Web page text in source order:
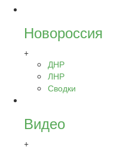
Новороссия
+
ДНР
ЛНР
Сводки
Видео
+